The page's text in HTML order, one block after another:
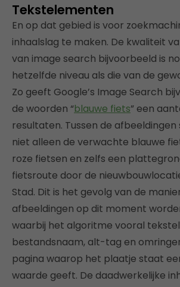
Tekstelementen
En op dat gebied is voor
inhaalslag te maken. De kwaliteit
van image search bijvoorbeeld is
hetzelfde niveau als die van de
Zo geeft Google’s Image Search
de woorden “blauwe fiets” een
resultaten. Tussen de
niet alleen de verwachte blauwe
roze fietsen en zelfs een
fietsroute door de
Stad. Dit is het gevolg van de
afbeeldingen op dit moment
waarbij het algoritme vooral
bestandsnaam, alt-tag en
pagina waarop het plaatje staat
waarde geeft. De daadwerkelijke